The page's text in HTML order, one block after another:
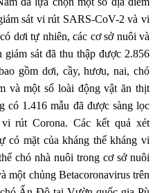
sát vi rút SARS-CoV-2 và vi
dơi tự nhiên, các cơ sở nuôi và
sát đã thu thập được 2.856
gồm dơi, cầy, hươu, nai, chó
và một số loài động vật ăn thịt
có 1.416 mẫu đã được sàng lọc
rút Corona. Các kết quả xét
có mặt của kháng thể kháng vi
chó nhà nuôi trong cơ sở nuôi
một chủng Betacoronavirus trên